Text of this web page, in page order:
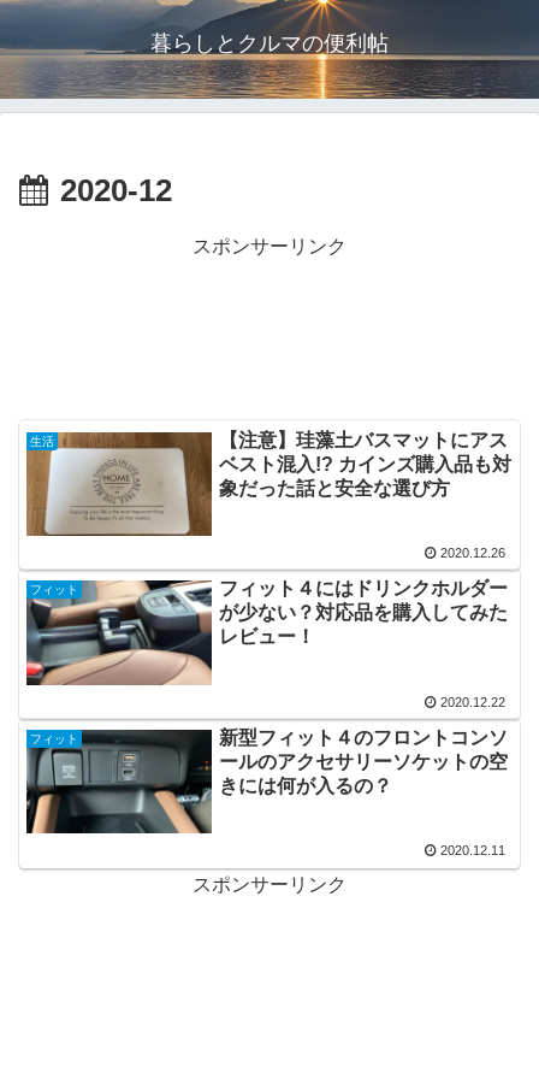
暮らしとクルマの便利帖
2020-12
スポンサーリンク
生活
【注意】珪藻土バスマットにアス
ベスト混入!? カインズ購入品も対
象だった話と安全な選び方
2020.12.26
フィット
フィット４にはドリンクホルダー
が少ない？対応品を購入してみた
レビュー！
2020.12.22
フィット
新型フィット４のフロントコンソ
ールのアクセサリーソケットの空
きには何が入るの？
2020.12.11
スポンサーリンク